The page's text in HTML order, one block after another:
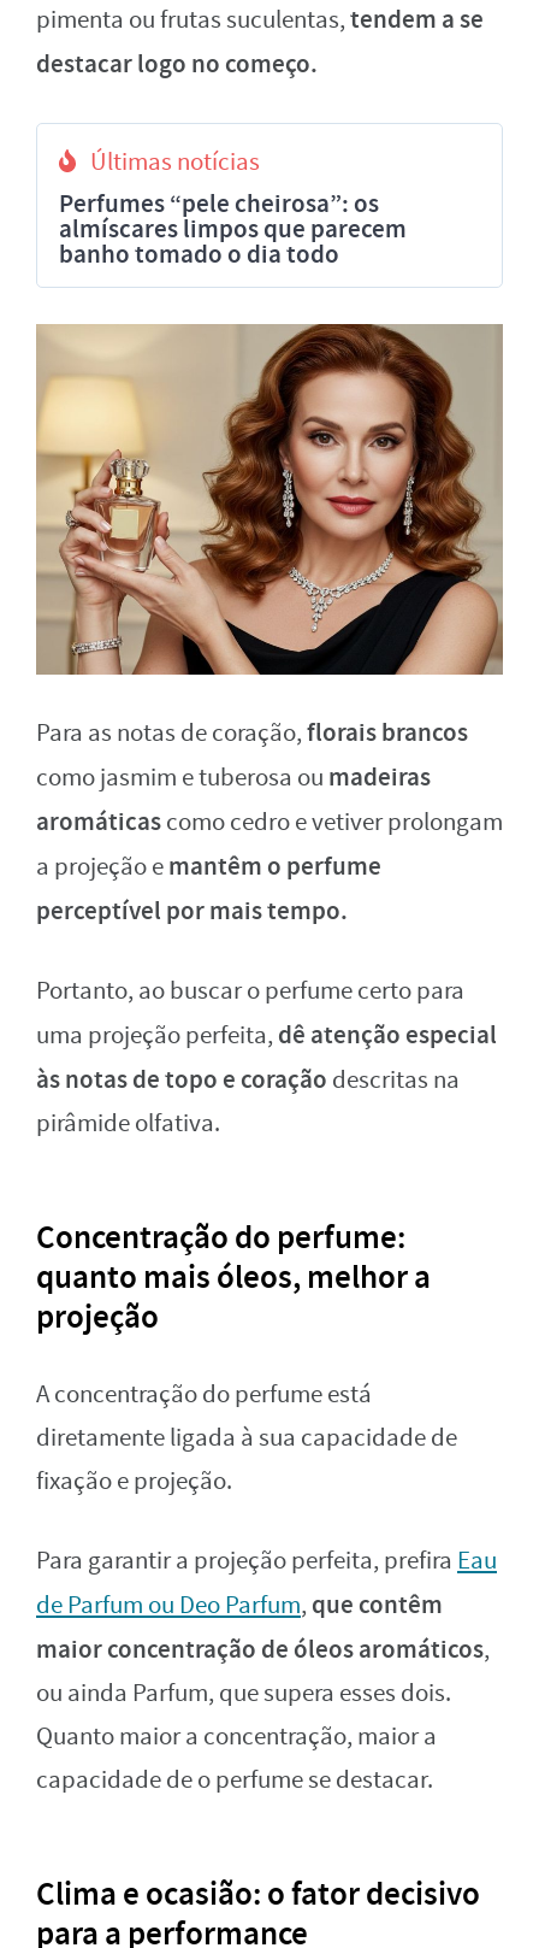
pimenta ou frutas suculentas,tendem a se
destacar logo no começo.
Últimas notícias
Perfumes “pele cheirosa”: os
almíscares limpos que parecem
banho tomado o dia todo
Para as notas de coração,florais brancos
como jasmim e tuberosa ou madeiras
aromáticascomo cedro e vetiver prolongam
a projeção emantêm o perfume
perceptível por mais tempo.
Portanto, ao buscar o perfume certo para
uma projeção perfeita, dê atenção especial
às notas de topo e coração descritas na
pirâmide olfativa.
Concentração do perfume:
quanto mais óleos, melhor a
projeção
A concentração do perfume está
diretamente ligada à sua capacidade de
fixação e projeção.
Para garantir a projeção perfeita, prefira Eau
de Parfum ou Deo Parfum, que contêm
maior concentração de óleos aromáticos,
ou ainda Parfum, que supera esses dois.
Quanto maior a concentração, maior a
capacidade de o perfume se destacar.
Clima e ocasião: o fator decisivo
para a performance